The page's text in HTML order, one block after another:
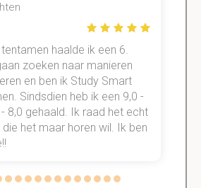
haalde ik een 6.
zoeken naar manieren
en ben ik Study Smart
Sindsdien heb ik een 9,0 -
- 8,0 gehaald. Ik raad het echt
het maar horen wil. Ik ben